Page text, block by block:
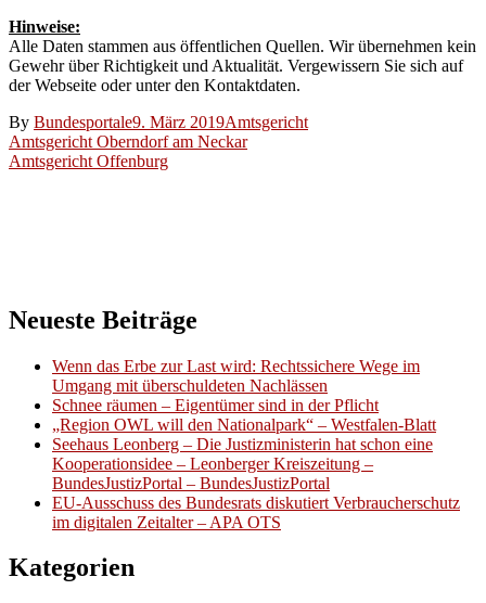
Hinweise:
Alle Daten stammen aus öffentlichen Quellen. Wir übernehmen kein
Gewehr über Richtigkeit und Aktualität. Vergewissern Sie sich auf
der Webseite oder unter den Kontaktdaten.
By Bundesportale9. März 2019Amtsgericht
Beitragsnavigation
Amtsgericht Oberndorf am Neckar
Amtsgericht Offenburg
Neueste Beiträge
Wenn das Erbe zur Last wird: Rechtssichere Wege im
Umgang mit überschuldeten Nachlässen
Schnee räumen – Eigentümer sind in der Pflicht
„Region OWL will den Nationalpark“ – Westfalen-Blatt
Seehaus Leonberg – Die Justizministerin hat schon eine
Kooperationsidee – Leonberger Kreiszeitung –
BundesJustizPortal – BundesJustizPortal
EU-Ausschuss des Bundesrats diskutiert Verbraucherschutz
im digitalen Zeitalter – APA OTS
Kategorien